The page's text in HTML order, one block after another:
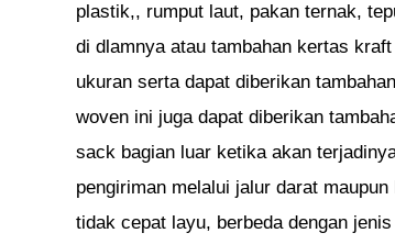
plastik,, rumput laut, pakan ternak,
di dlamnya atau tambahan kertas
ukuran serta dapat diberikan
woven ini juga dapat diberikan
sack bagian luar ketika akan
pengiriman melalui jalur darat
tidak cepat layu, berbeda dengan